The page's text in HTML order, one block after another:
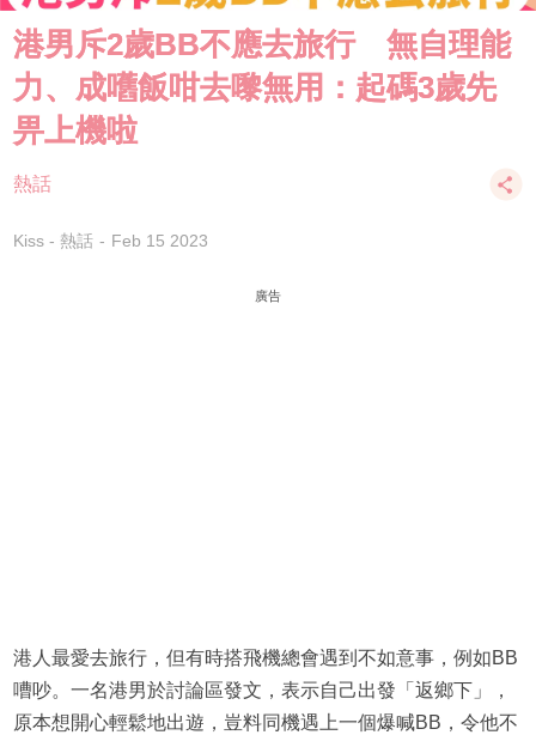
港男斥2歲BB不應去旅行 無自理能
力、成嚿飯咁去嚟無用：起碼3歲先
畀上機啦
熱話
Kiss - 熱話 Feb 15 2023
廣告
港人最愛去旅行，但有時搭飛機總會遇到不如意事，例如BB
嘈吵。一名港男於討論區發文，表示自己出發「返鄉下」，
原本想開心輕鬆地出遊，豈料同機遇上一個爆喊BB，令他不